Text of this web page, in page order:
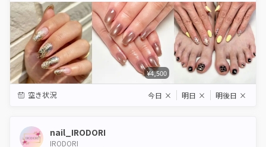
¥4,500
空き状況 今日 × 明日 × 明後日 ×
nail_IRODORI
IRODORI